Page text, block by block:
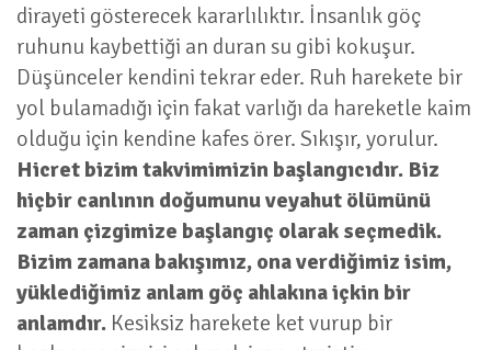
dirayeti gösterecek kararlılıktır. İnsanlık göç
ruhunu kaybettiği an duran su gibi kokuşur.
Düşünceler kendini tekrar eder. Ruh harekete bir
yol bulamadığı için fakat varlığı da hareketle kaim
olduğu için kendine kafes örer. Sıkışır, yorulur.
Hicret bizim takvimimizin başlangıcıdır. Biz
hiçbir canlının doğumunu veyahut ölümünü
zaman çizgimize başlangıç olarak seçmedik.
Bizim zamana bakışımız, ona verdiğimiz isim,
yüklediğimiz anlam göç ahlakına içkin bir
anlamdır. Kesiksiz harekete ket vurup bir